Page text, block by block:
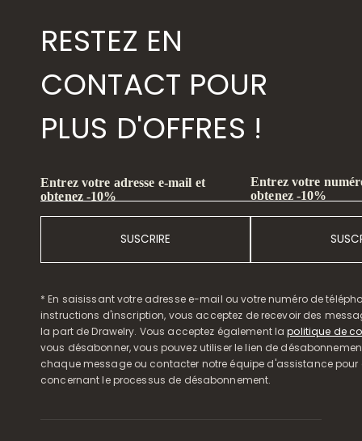
RESTEZ EN
CONTACT POUR
PLUS D'OFFRES !
Entrez votre adresse e-mail et
obtenez -10%
SUSCRIRE
Entrez votre
obtenez -10%
* En saisissant votre adresse e-mail ou votre numéro de
instructions d'inscription, vous acceptez de recevoir des
la part de Drawelry. Vous acceptez également lapolitique de
vous désabonner, vous pouvez utiliser le lien de
chaque message ou contacter notre équipe d'assistance pour
concernant le processus de désabonnement.